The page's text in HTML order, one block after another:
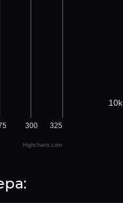
300 325
Highcharts.com
10k